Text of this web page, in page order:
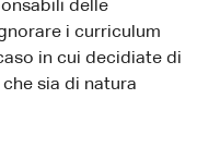
delle
i curriculum
in cui decidiate di
sia di natura